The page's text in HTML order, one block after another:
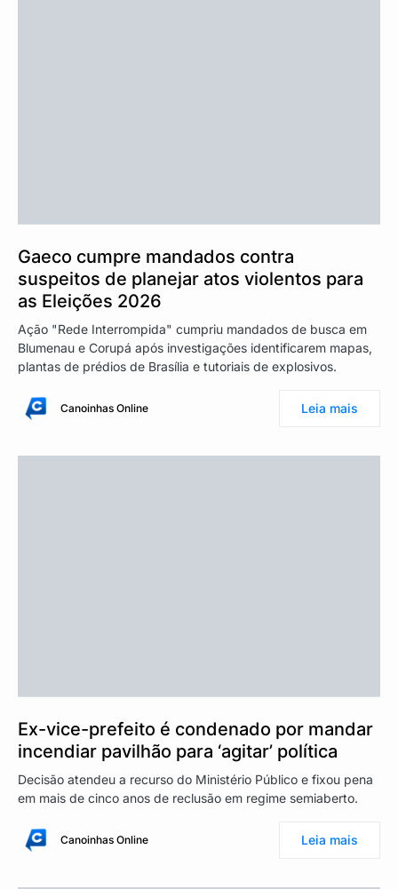
Gaeco cumpre mandados contra
suspeitos de planejar atos violentos para
as Eleições 2026
Ação "Rede Interrompida" cumpriu mandados de busca em
Blumenau e Corupá após investigações identificarem mapas,
plantas de prédios de Brasília e tutoriais de explosivos.
Canoinhas Online Leia mais
Ex-vice-prefeito é condenado por mandar
incendiar pavilhão para ‘agitar’ política
Decisão atendeu a recurso do Ministério Público e fixou pena
em mais de cinco anos de reclusão em regime semiaberto.
Canoinhas Online Leia mais